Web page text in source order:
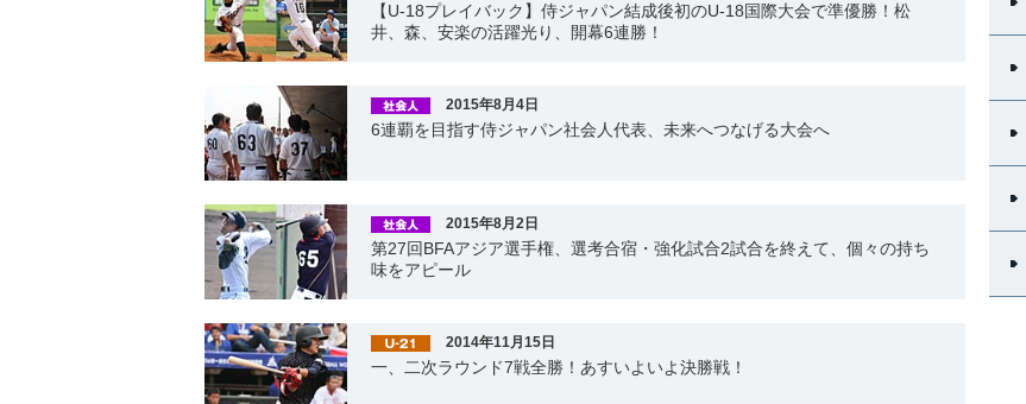
【U-18プレイバック】侍ジャパン結成後初のU-18国際大会で準優勝！松
井、森、安楽の活躍光り、開幕6連勝！
2015年8月4日
6連覇を目指す侍ジャパン社会人代表、未来へつなげる大会へ
2015年8月2日
第27回BFAアジア選手権、選考合宿・強化試合2試合を終えて、個々の持ち
味をアピール
2014年11月15日
一、二次ラウンド7戦全勝！あすいよいよ決勝戦！